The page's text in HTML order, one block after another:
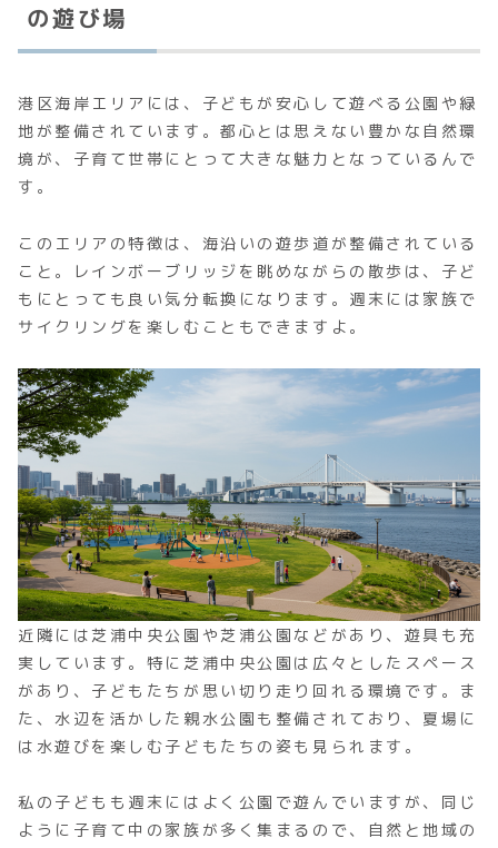
の遊び場
港区海岸エリアには、子どもが安心して遊べる公園や緑
地が整備されています。都心とは思えない豊かな自然環
境が、子育て世帯にとって大きな魅力となっているんで
す。
このエリアの特徴は、海沿いの遊歩道が整備されている
こと。レインボーブリッジを眺めながらの散歩は、子ど
もにとっても良い気分転換になります。週末には家族で
サイクリングを楽しむこともできますよ。
近隣には芝浦中央公園や芝浦公園などがあり、遊具も充
実しています。特に芝浦中央公園は広々としたスペース
があり、子どもたちが思い切り走り回れる環境です。ま
た、水辺を活かした親水公園も整備されており、夏場に
は水遊びを楽しむ子どもたちの姿も見られます。
私の子どもも週末にはよく公園で遊んでいますが、同じ
ように子育て中の家族が多く集まるので、自然と地域の